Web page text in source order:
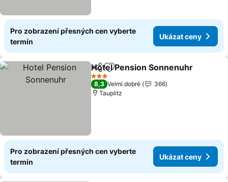
Pro zobrazení přesných cen vyberte
termín
Ukázat ceny
SdíletPřidat na seznam oblíbených
Hotel Pension Sonnenuhr
3 Počet hvězdiček
8,3 Velmi dobré
366
Tauplitz
Pro zobrazení přesných cen vyberte
termín
Ukázat ceny